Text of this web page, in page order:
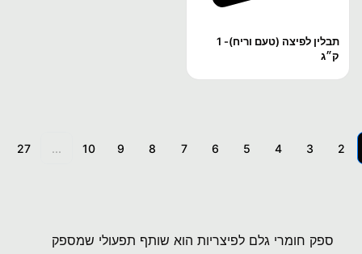
תבלין לפיצה (טעם וריח)- 1
ק״ג
2
3
4
5
6
7
8
9
10
...
27
ספק חומרי גלם לפיצריות הוא שותף תפעולי שמספק